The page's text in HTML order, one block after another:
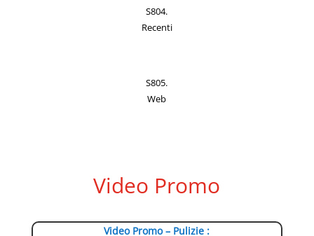
S804.
Recenti
S805.
Web
Video Promo
Video Promo – Pulizie :